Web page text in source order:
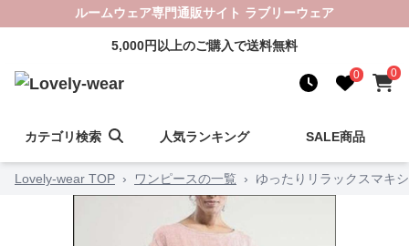
ルームウェア専門通販サイト ラブリーウェア
5,000円以上のご購入で送料無料
0 0
カテゴリ検索 人気ランキング SALE商品
Lovely-wear TOP › ワンピースの一覧 › ゆったりリラックスマキ